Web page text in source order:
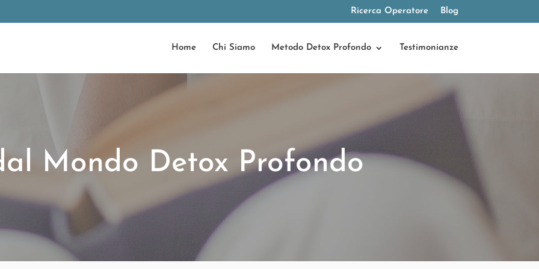
Ricerca Operatore Blog
Home Chi Siamo Metodo Detox Profondo Testimonianze
Mondo Detox Profondo